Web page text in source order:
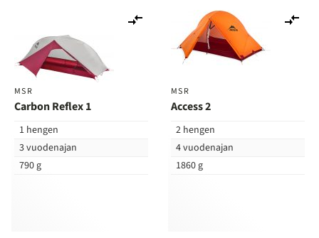
MSR
Carbon Reflex 1
1 hengen
3 vuodenajan
790 g
vertailuun
MSR
Access 2
2 hengen
4 vuodenajan
1860 g